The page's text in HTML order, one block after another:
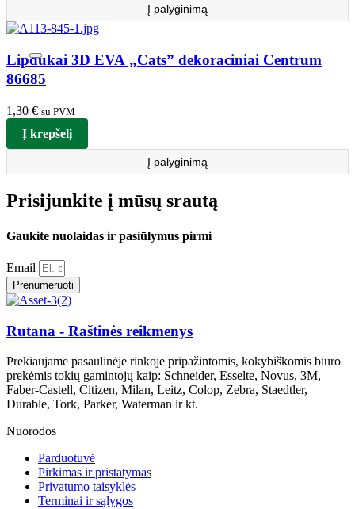
Į palyginimą
Lipdukai 3D EVA „Cats” dekoraciniai Centrum
86685
1,30 € su PVM
Į krepšelį
Į palyginimą
Prisijunkite į mūsų srautą
Gaukite nuolaidas ir pasiūlymus pirmi
Email
Prenumeruoti
Rutana - Raštinės reikmenys
Prekiaujame pasaulinėje rinkoje pripažintomis, kokybiškomis biuro
prekėmis tokių gamintojų kaip: Schneider, Esselte, Novus, 3M,
Faber-Castell, Citizen, Milan, Leitz, Colop, Zebra, Staedtler,
Durable, Tork, Parker, Waterman ir kt.
Nuorodos
Parduotuvė
Pirkimas ir pristatymas
Privatumo taisyklės
Terminai ir sąlygos